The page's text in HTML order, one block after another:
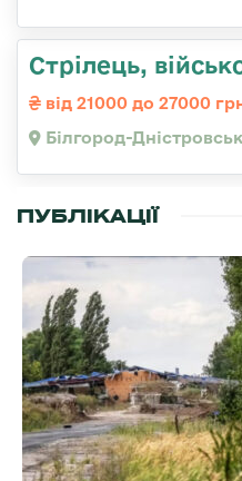
Стрілець,
від 21000 до 27000
Білгород-
ПУБЛІКАЦІЇ